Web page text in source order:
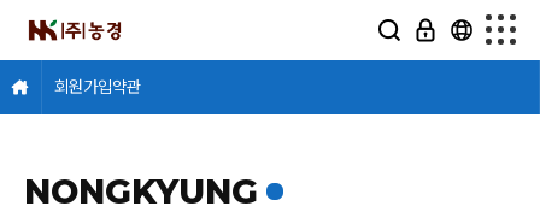
회원가입약관
NONGKYUNG